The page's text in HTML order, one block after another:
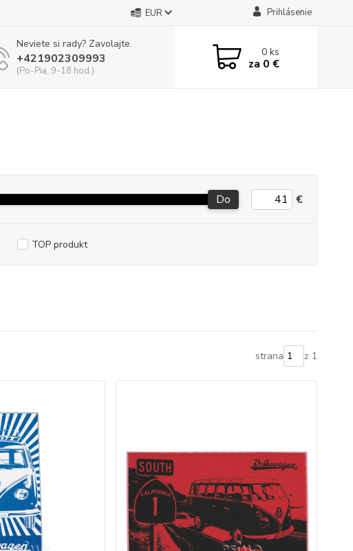
EUR Prihlásenie
Neviete si rady? Zavolajte.
+421902309993
(Po-Pia, 9-18 hod.)
0ks
za 0 €
Do €
TOP produkt
strana z 1